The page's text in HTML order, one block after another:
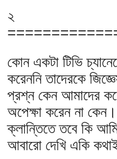
২
কোন একটা টিভি
করেননি তাদেরকে
প্রশ্ন কেন আমাদের
অপেক্ষা করেন না
ক্লান্তিতে তবে কি
আবারো দেখি একি